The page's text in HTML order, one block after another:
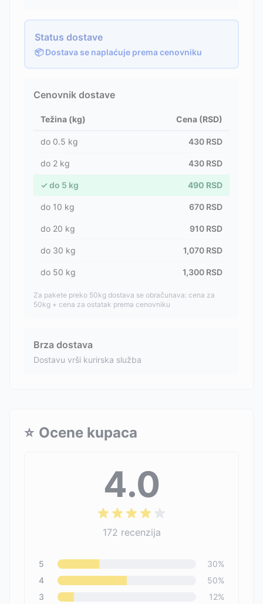
Status dostave
📦 Dostava se naplaćuje prema cenovniku
Cenovnik dostave
Težina (kg) Cena (RSD)
do 0.5 kg 430 RSD
do 2 kg 430 RSD
✓ do 5 kg 490 RSD
do 10 kg 670 RSD
do 20 kg 910 RSD
do 30 kg 1,070 RSD
do 50 kg 1,300 RSD
Za pakete preko 50kg dostava se obračunava: cena za
50kg + cena za ostatak prema cenovniku
Brza dostava
Dostavu vrši kurirska služba
⭐ Ocene kupaca
4.0
172 recenzija
5 30%
4
50%
3
12%